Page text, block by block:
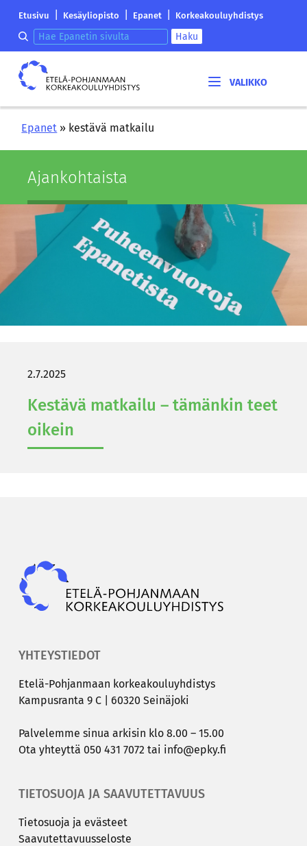
Etelä-
korkeakouluyhdistyksen
saapumissivu
Etusivu Kesäyliopisto Epanet Korkeakouluyhdistys
Hae epanetin sivulta Haku
Etelä-
Pohjanmaan
Epanet » kestävä matkailu
Ajan­koh­tais­ta
2.7.2025
Kes­tä­vä mat­kai­lu – tä­män­kin teet
oi­kein
YHTEYSTIEDOT
Etelä-​Pohjanmaan kor­kea­kou­lu­yh­dis­tys
Kam­pus­ran­ta 9 C | 60320 Sei­nä­jo­ki
Pal­ve­lem­me sinua ar­ki­sin klo 8.00 – 15.00
Ota yh­teyt­tä 050 431 7072 tai info@epky.fi
TIETOSUOJA JA SAAVUTETTAVUUS
Tie­to­suo­ja ja eväs­teet
Saa­vu­tet­ta­vuus­se­los­te